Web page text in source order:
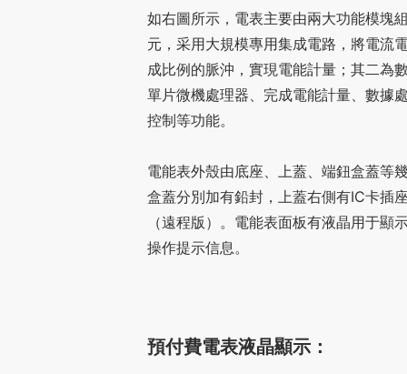
預付費電表液晶顯示：
如右圖所示，電表主要由兩大功能模塊
元，采用大規模專用集成電路，將電流
成比例的脈沖，實現電能計量；其二為
單片微機處理器、完成電能計量、數據
控制等功能。
電能表外殼由底座、上蓋、端鈕盒蓋等
盒蓋分別加有鉛封，上蓋右側有IC卡插
（遠程版）。電能表面板有液晶用于顯
操作提示信息。